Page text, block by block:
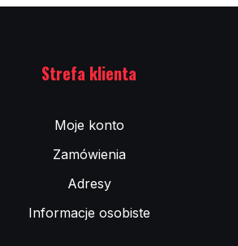
Strefa klienta
Moje konto
Zamówienia
Adresy
Informacje osobiste